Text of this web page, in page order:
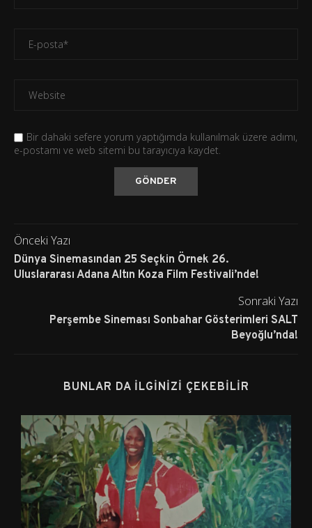
Bir dahaki sefere yorum yaptığımda kullanılmak üzere adımı,
e-postamı ve web sitemi bu tarayıcıya kaydet.
Önceki Yazı
Dünya Sinemasından 25 Seçkin Örnek 26.
Uluslararası Adana Altın Koza Film Festivali’nde!
Sonraki Yazı
Perşembe Sineması Sonbahar Gösterimleri SALT
Beyoğlu’nda!
BUNLAR DA İLGINIZI ÇEKEBILIR